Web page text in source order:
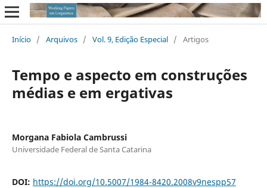
Início / Arquivos / Vol. 9, Edição Especial / Artigos
Tempo e aspecto em construções
médias e em ergativas
Morgana Fabiola Cambrussi
Universidade Federal de Santa Catarina
DOI: https://doi.org/10.5007/1984-8420.2008v9nespp57